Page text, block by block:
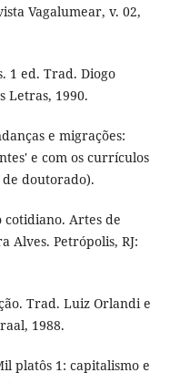
Vagalumear, v. 02,
1 ed. Trad. Diogo
Letras, 1990.
e migrações:
e com os currículos
de doutorado).
cotidiano. Artes de
Alves. Petrópolis, RJ:
Trad. Luiz Orlandi e
1988.
platôs 1: capitalismo e